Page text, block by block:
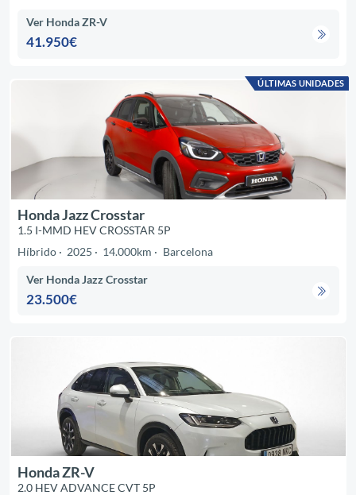
Ver Honda ZR-V
41.950€
ÚLTIMAS UNIDADES
Honda Jazz Crosstar
1.5 I-MMD HEV CROSSTAR 5P
Híbrido
2025 14.000km Barcelona
Ver Honda Jazz Crosstar
23.500€
Honda ZR-V
2.0 HEV ADVANCE CVT 5P